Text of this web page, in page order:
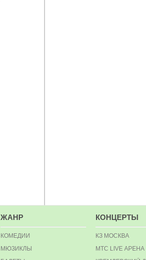
ЖАНР
КОМЕДИИ
МЮЗИКЛЫ
КОНЦЕРТЫ
КЗ МОСКВА
МТС LIVE АРЕНА